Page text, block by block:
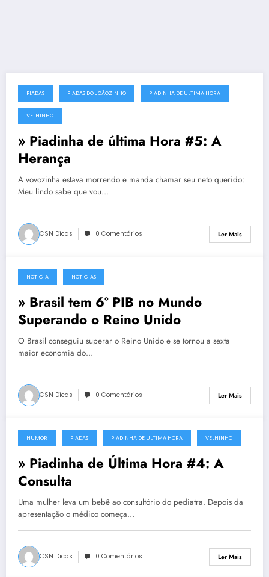
28 de Dezembro, 2011
PIADAS PIADAS DO JOÃOZINHO PIADINHA DE ULTIMA HORA
VELHINHO
» Piadinha de última Hora #5: A
Herança
A vovozinha estava morrendo e manda chamar seu neto querido:
Meu lindo sabe que vou…
CSN Dicas 0 Comentários Ler Mais
26 de Dezembro, 2011
NOTICIA NOTICIAS
» Brasil tem 6º PIB no Mundo
Superando o Reino Unido
O Brasil conseguiu superar o Reino Unido e se tornou a sexta
maior economia do…
CSN Dicas 0 Comentários Ler Mais
18 de Dezembro, 2011
HUMOR PIADAS PIADINHA DE ULTIMA HORA VELHINHO
» Piadinha de Última Hora #4: A
Consulta
Uma mulher leva um bebê ao consultório do pediatra. Depois da
apresentação o médico começa…
CSN Dicas 0 Comentários Ler Mais